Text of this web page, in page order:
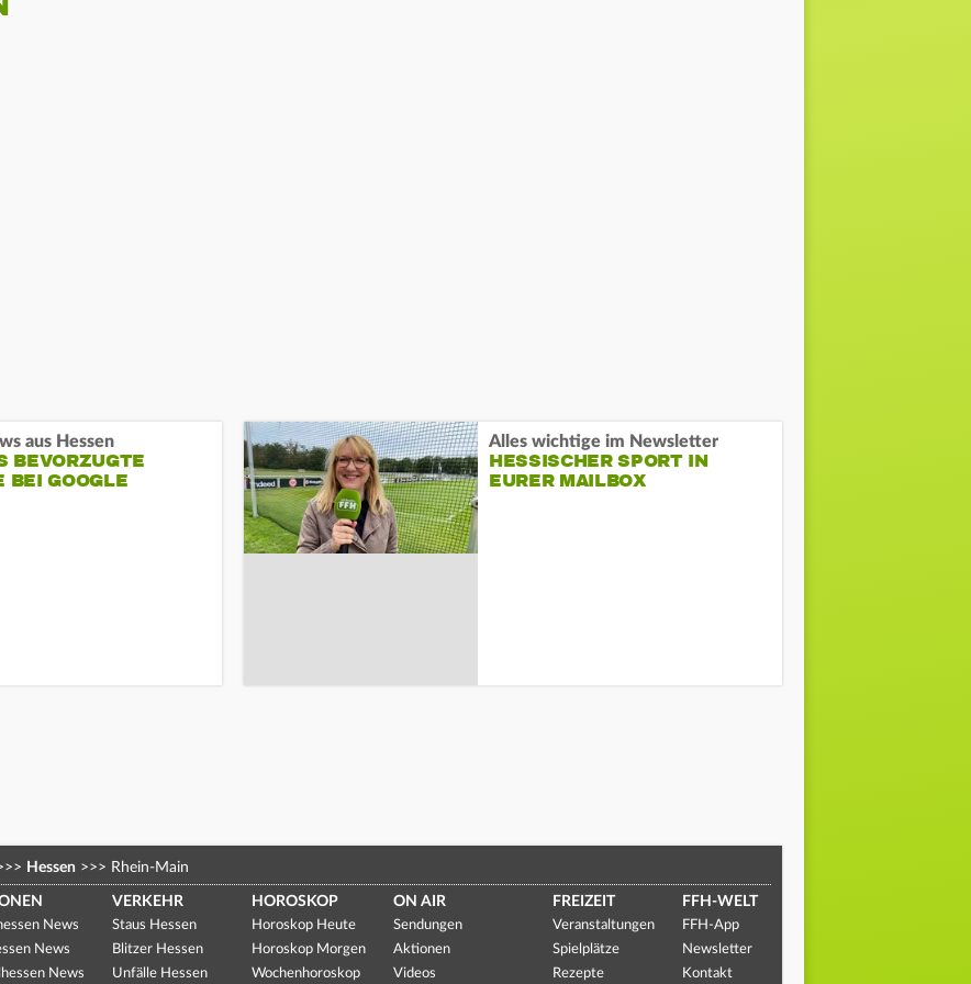
aus Hessen
BEVORZUGTE
BEI GOOGLE
Alles wichtige im Newsletter
HESSISCHER SPORT IN
EURER MAILBOX
Hessen >>> Rhein-Main
News
News
News
VERKEHR
Staus Hessen
Blitzer Hessen
Unfälle Hessen
HOROSKOP
Horoskop Heute
Horoskop Morgen
Wochenhoroskop
ON AIR
Sendungen
Aktionen
Videos
FREIZEIT
Veranstaltungen
Spielplätze
Rezepte
FFH-WELT
FFH-App
Newsletter
Kontakt